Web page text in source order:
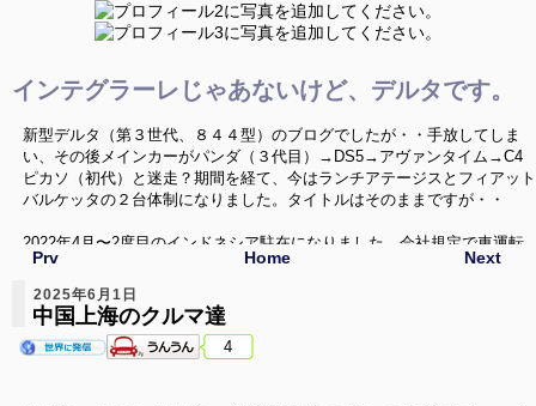
インテグラーレじゃあないけど、デルタです。
新型デルタ（第３世代、８４４型）のブログでしたが・・手放してしま
い、その後メインカーがパンダ（３代目）→DS5→アヴァンタイム→C4
ピカソ（初代）と迷走？期間を経て、今はランチアテージスとフィアット
バルケッタの２台体制になりました。タイトルはそのままですが・・
2022年4月〜2度目のインドネシア駐在になりました。会社規定で車運転
禁止という環境の中、なんとか車活が出来ないか、色々と模索していきた
いと思います。いつか帰国した時にはまた変態車を飼うぞ〜
ニューデルタ、Ｃ４ピカソ、バルケッタネタ以外に、海外のクルマ、珍し
い中古車、ミニカー（1/43）、シリーズネタ等でお送りしてます。
Next
Prv Home
2025年6月1日
中国上海のクルマ達
4